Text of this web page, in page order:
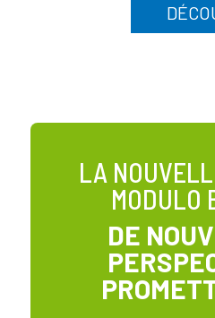
LA
MODULO
DE